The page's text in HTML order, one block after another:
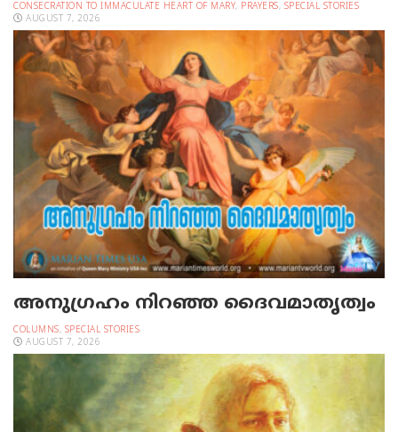
CONSECRATION TO IMMACULATE HEART OF MARY, PRAYERS, SPECIAL STORIES
AUGUST 7, 2026
അനുഗ്രഹം നിറഞ്ഞ ദൈവമാതൃത്വം
COLUMNS, SPECIAL STORIES
AUGUST 7, 2026